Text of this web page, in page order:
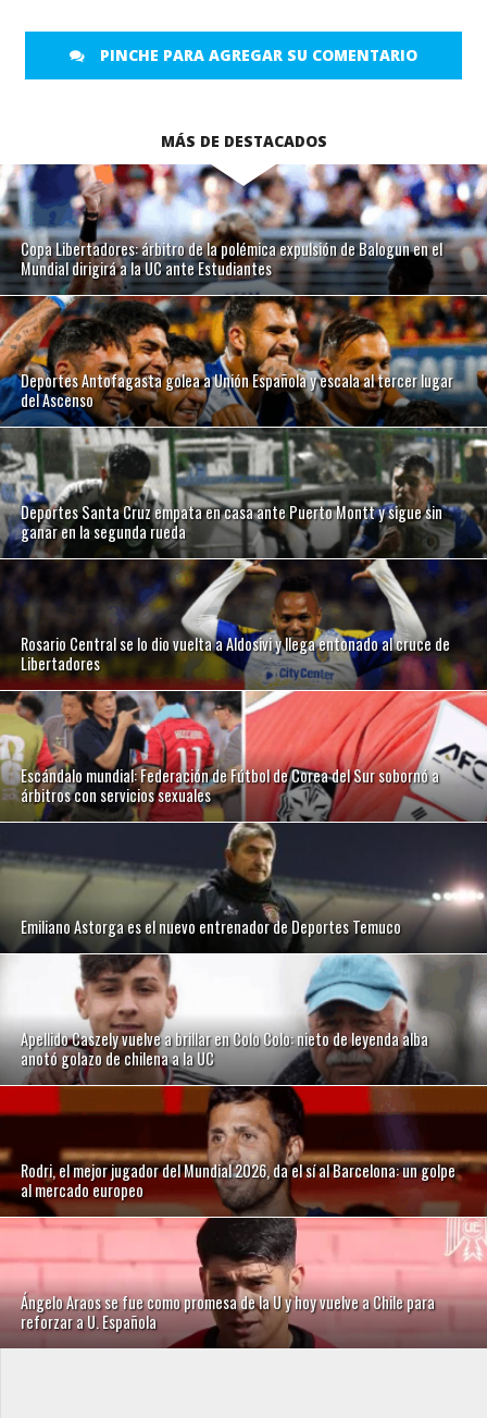
PINCHE PARA AGREGAR SU COMENTARIO
MÁS DE DESTACADOS
Copa Libertadores: árbitro de la polémica expulsión de Balogun en el
Mundial dirigirá a la UC ante Estudiantes
Deportes Antofagasta golea a Unión Española y escala al tercer lugar
del Ascenso
Deportes Santa Cruz empata en casa ante Puerto Montt y sigue sin
ganar en la segunda rueda
Rosario Central se lo dio vuelta a Aldosivi y llega entonado al cruce de
Libertadores
Escándalo mundial: Federación de Fútbol de Corea del Sur sobornó a
árbitros con servicios sexuales
Emiliano Astorga es el nuevo entrenador de Deportes Temuco
Apellido Caszely vuelve a brillar en Colo Colo: nieto de leyenda alba
anotó golazo de chilena a la UC
Rodri, el mejor jugador del Mundial 2026, da el sí al Barcelona: un golpe
al mercado europeo
Ángelo Araos se fue como promesa de la U y hoy vuelve a Chile para
reforzar a U. Española